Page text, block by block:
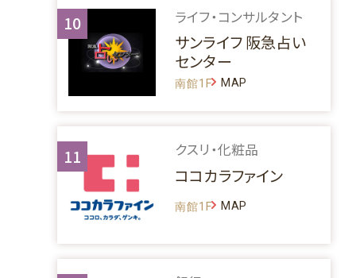
10 ライフ・コンサルタント
サンライフ 阪急占い
センター
南館1F MAP
11 クスリ・化粧品
ココカラファイン
南館1F MAP